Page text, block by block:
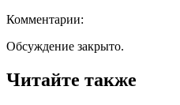
Комментарии:
Обсуждение закрыто.
Читайте также